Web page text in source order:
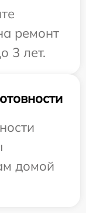
ремонт
3 лет.
домой